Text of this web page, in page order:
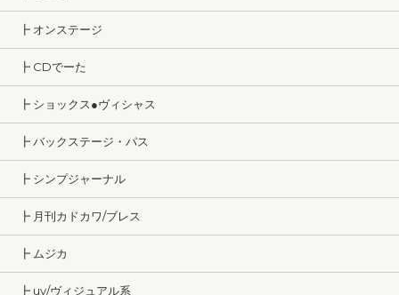
┣ オンステージ
┣ CDでーた
┣ ショックス●ヴィシャス
┣ バックステージ・パス
┣ シンプジャーナル
┣ 月刊カドカワ/ブレス
┣ ムジカ
┣ uv/ヴィジュアル系